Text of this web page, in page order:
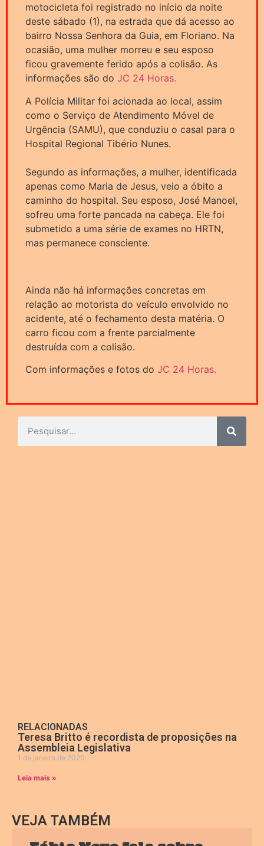
motocicleta foi registrado no início da noite
deste sábado (1), na estrada que dá acesso ao
bairro Nossa Senhora da Guia, em Floriano. Na
ocasião, uma mulher morreu e seu esposo
ficou gravemente ferido após a colisão. As
informações são do JC 24 Horas.
A Polícia Militar foi acionada ao local, assim
como o Serviço de Atendimento Móvel de
Urgência (SAMU), que conduziu o casal para o
Hospital Regional Tibério Nunes.
Segundo as informações, a mulher, identificada
apenas como Maria de Jesus, veio a óbito a
caminho do hospital. Seu esposo, José Manoel,
sofreu uma forte pancada na cabeça. Ele foi
submetido a uma série de exames no HRTN,
mas permanece consciente.
Ainda não há informações concretas em
relação ao motorista do veículo envolvido no
acidente, até o fechamento desta matéria. O
carro ficou com a frente parcialmente
destruída com a colisão.
Com informações e fotos do JC 24 Horas.
RELACIONADAS
Teresa Britto é recordista de proposições na
Assembleia Legislativa
1 de janeiro de 2020
Leia mais »
VEJA TAMBÉM